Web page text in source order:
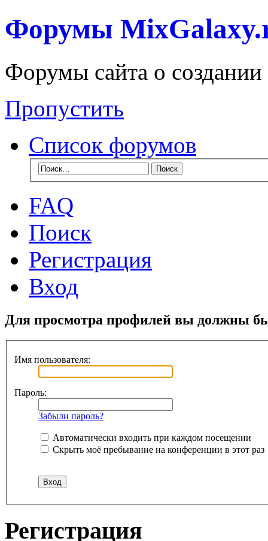
Форумы
Форумы сайта о
Пропустить
Список форумов
FAQ
Поиск
Регистрация
Вход
Для просмотра профилей вы должны
Имя пользователя:
Пароль:
Забыли пароль?
Автоматически входить при каждом посещении
Скрыть моё пребывание на конференции в этот раз
Регистрация